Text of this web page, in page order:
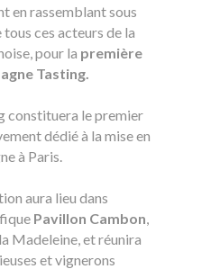
en rassemblant sous
ces acteurs de la
pour la première
Tasting.
constituera le premier
dédié à la mise en
à Paris.
aura lieu dans
Pavillon Cambon,
Madeleine, et réunira
et vignerons